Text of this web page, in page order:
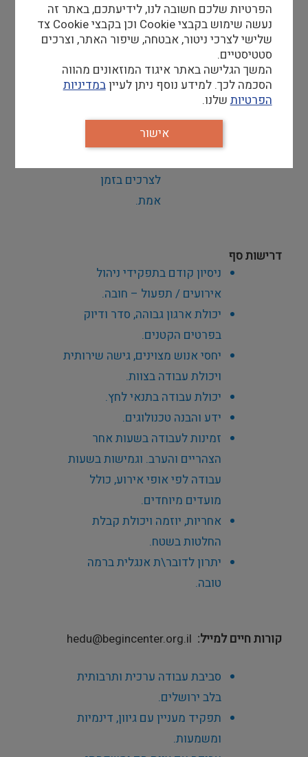
ווידוא מוכנות
המקום.
ודאגה להצבה
ומכובדת.
קשר עם ספקים
לצרכים בזמן
אמת.
דרישות סף
ניסיון קודם בתפקידי ניהול
אירועים / תפעול – חובה.
יכולת ארגון גבוהה, סדר ודיוק
בפרטים הקטנים.
יחסי אנוש מצוינים, גישה שירותית
ויכולת עבודה בצוות.
יכולת עבודה בתנאי לחץ.
ידע והבנה טכנולוגים.
זמינות לעבודה בשעות אחר
הצהריים והערב. וגמישות בשעות
עבודה לפי אופי אירוע, כולל
מועדים מיוחדים.
אחריות, יוזמה ויכולת קבלת
החלטות בשטח.
יתרון לדובר\ת אנגלית ברמה
טובה.
קורות חיים למייל hedu@begincenter.org.il
סביבת עבודה ערכית ותרבותית
בלב ירושלים.
תפקיד מעניין עם גיוון, דינמיות
ומשמעות.
הפרטיות שלכם חשובה לנו, לידיעתכם, באתר זה
נעשה שימוש בקבצי Cookie וכן בקבצי Cookie צד
שלישי לצרכי ניטור, אבטחה, שיפור האתר, וצרכים
סטטיסטיים.
המשך הגלישה באתר איגוד המוזאונים מהווה
הסכמה לכך. למידע נוסף ניתן לעייןבמדיניות
הפרטיותשלנו.
אישור